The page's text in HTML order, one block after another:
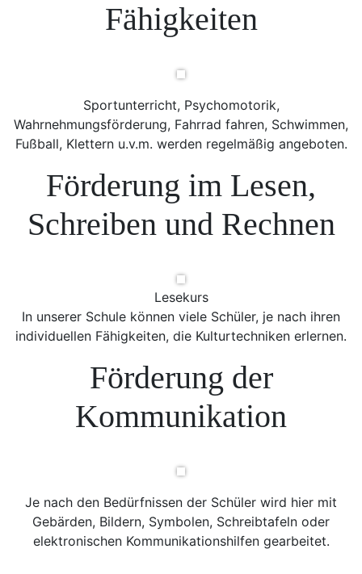
Fähigkeiten
Sportunterricht, Psychomotorik,
Wahrnehmungsförderung, Fahrrad fahren, Schwimmen,
Fußball, Klettern u.v.m. werden regelmäßig angeboten.
Förderung im Lesen,
Schreiben und Rechnen
Lesekurs
In unserer Schule können viele Schüler, je nach ihren
individuellen Fähigkeiten, die Kulturtechniken erlernen.
Förderung der
Kommunikation
Je nach den Bedürfnissen der Schüler wird hier mit
Gebärden, Bildern, Symbolen, Schreibtafeln oder
elektronischen Kommunikationshilfen gearbeitet.